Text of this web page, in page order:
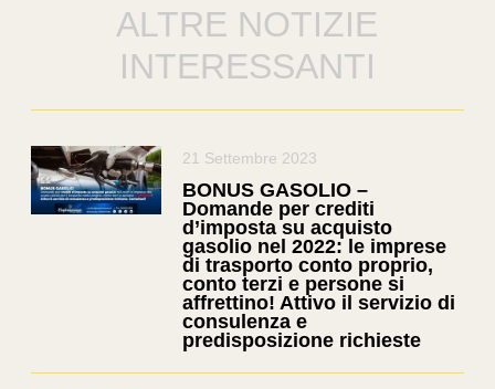
ALTRE NOTIZIE
INTERESSANTI
21 Settembre 2023
BONUS GASOLIO –
Domande per crediti
d’imposta su acquisto
gasolio nel 2022: le imprese
di trasporto conto proprio,
conto terzi e persone si
affrettino! Attivo il servizio di
consulenza e
predisposizione richieste